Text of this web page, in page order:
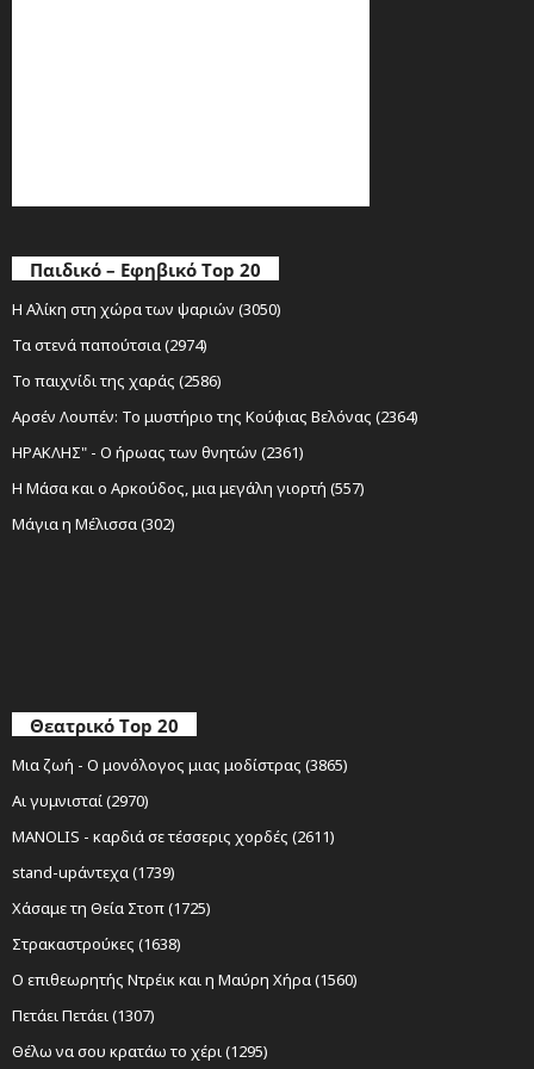
Παιδικό – Εφηβικό Top 20
Η Αλίκη στη χώρα των ψαριών (3050)
Τα στενά παπούτσια (2974)
Το παιχνίδι της χαράς (2586)
Αρσέν Λουπέν: Το μυστήριο της Κούφιας Βελόνας (2364)
ΗΡΑΚΛΗΣ" - Ο ήρωας των θνητών (2361)
Η Μάσα και ο Αρκούδος, μια μεγάλη γιορτή (557)
Μάγια η Μέλισσα (302)
Θεατρικό Top 20
Μια ζωή - Ο μονόλογος μιας μοδίστρας (3865)
Αι γυμνισταί (2970)
MANOLIS - καρδιά σε τέσσερις χορδές (2611)
stand-upάντεχα (1739)
Χάσαμε τη Θεία Στοπ (1725)
Στρακαστρούκες (1638)
Ο επιθεωρητής Ντρέικ και η Μαύρη Χήρα (1560)
Πετάει Πετάει (1307)
Θέλω να σου κρατάω το χέρι (1295)